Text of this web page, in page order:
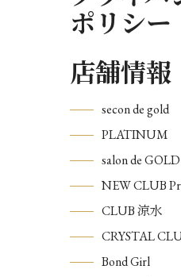
ポリシー
店舗情報
secon de gold
PLATINUM
salon de GOLD
NEW CLUB
CLUB 涼水
CRYSTAL
Bond Girl